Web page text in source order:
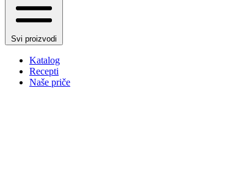
Svi proizvodi
Katalog
Recepti
Naše priče